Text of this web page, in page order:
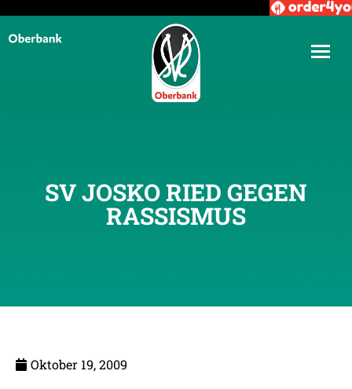
SV JOSKO RIED GEGEN
RASSISMUS
Oktober 19, 2009